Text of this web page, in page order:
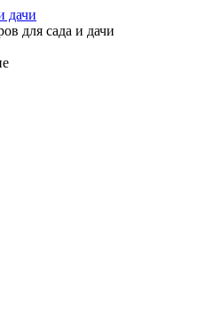
для сада и дачи